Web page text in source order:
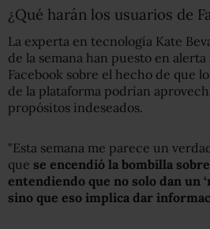
¿Qué harán los usuarios de
La experta en tecnología Kate
de la semana han puesto en
Facebook sobre el hecho de que
de la plataforma podrían
propósitos indeseados.
"Esta semana me parece un
que se encendió la bombilla
entendiendo que no solo dan un
sino que eso implica dar